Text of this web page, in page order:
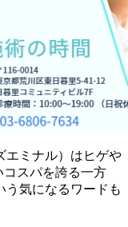
エミナル）はヒゲや
スパを誇る一方
う気になるワードも